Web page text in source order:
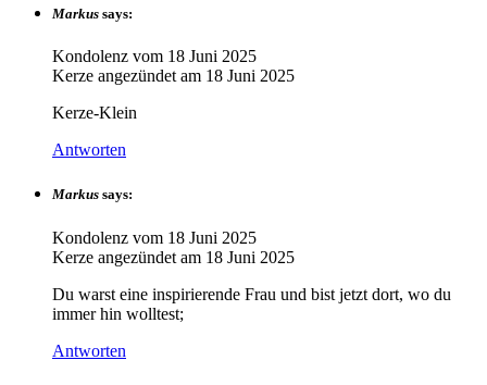
Markus says:
Kondolenz vom 18 Juni 2025
Kerze angezündet am 18 Juni 2025
Kerze-Klein
Antworten
Markus says:
Kondolenz vom 18 Juni 2025
Kerze angezündet am 18 Juni 2025
Du warst eine inspirierende Frau und bist jetzt dort, wo du
immer hin wolltest;
Antworten